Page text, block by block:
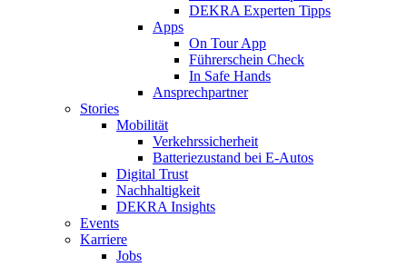
DEKRA Experten Tipps
Apps
On Tour App
Führerschein Check
In Safe Hands
Ansprechpartner
Stories
Mobilität
Verkehrssicherheit
Batteriezustand bei E-Autos
Digital Trust
Nachhaltigkeit
DEKRA Insights
Events
Karriere
Jobs